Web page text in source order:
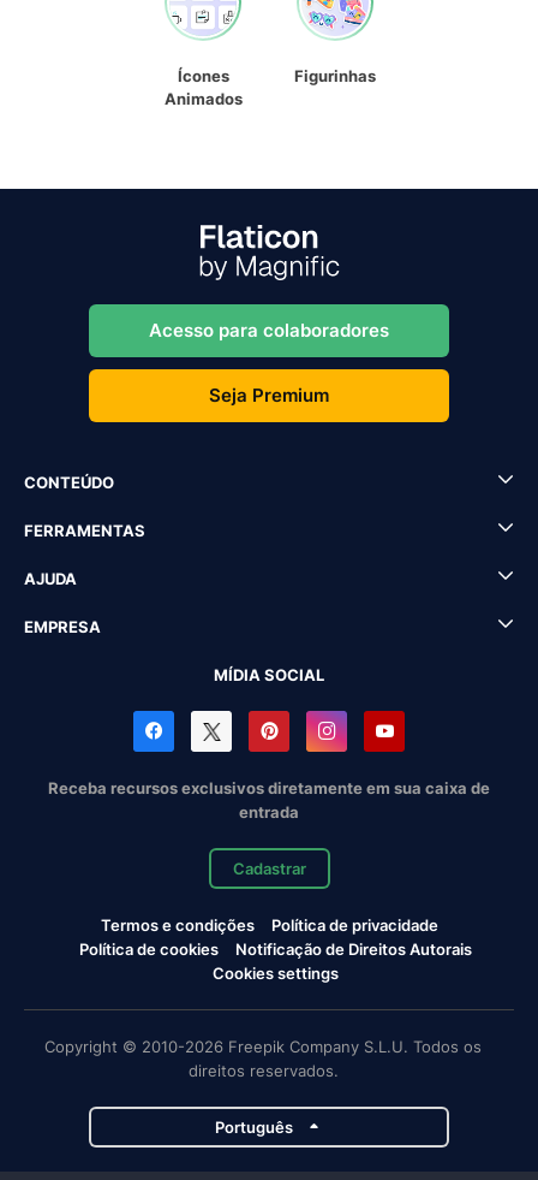
Ícones
Animados
Figurinhas
Acesso para colaboradores
Seja Premium
CONTEÚDO
FERRAMENTAS
AJUDA
EMPRESA
MÍDIA SOCIAL
Receba recursos exclusivos diretamente em sua caixa de
entrada
Cadastrar
Termos e condições
Política de privacidade
Política de cookies
Notificação de Direitos Autorais
Cookies settings
Copyright © 2010-2026 Freepik Company S.L.U. Todos os
direitos reservados.
Português